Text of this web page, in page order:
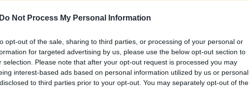
Do Not Process My Personal Information
opt-out of the sale, sharing to third parties, or processing of your personal or
for targeted advertising by us, please use the below opt-out section to
selection. Please note that after your opt-out request is processed you may
interest-based ads based on personal information utilized by us or personal
to third parties prior to your opt-out. You may separately opt-out of the
ναυτία, την υπερέμεση της κύησης, κάνοντας
στα τρία παιδιά.